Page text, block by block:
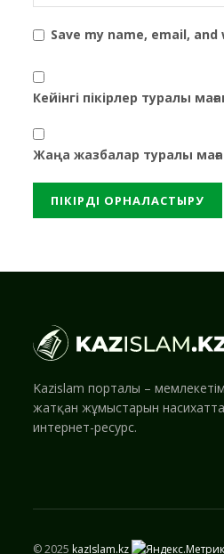
Save my name, email,
Кейінгі пікірлер туралы
Жаңа жазбалар туралы
Kazislam порталы –
жатқан жұмыстарын
интернет-ресурс.
© 2025 kazIslam.kz